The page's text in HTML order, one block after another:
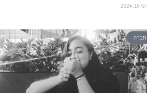
יוני 16, 2024
חברה